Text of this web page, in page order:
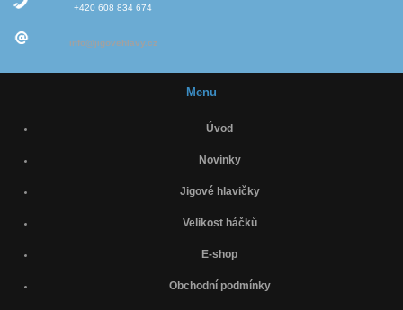
+420 608 834 674
info@jigovehlavy.cz
Menu
Úvod
Novinky
Jigové hlavičky
Velikost háčků
E-shop
Obchodní podmínky